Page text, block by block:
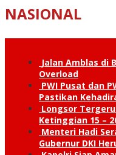
NASIONAL
Jalan Amblas di
Overload
PWI Pusat dan
Pastikan
Longsor
Ketinggian 15 –
Menteri Hadi
Gubernur DKI